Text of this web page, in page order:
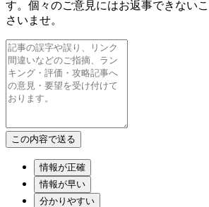
す。個々のご意見にはお返事できない
さいませ。
情報が正確
情報が早い
分かりやすい